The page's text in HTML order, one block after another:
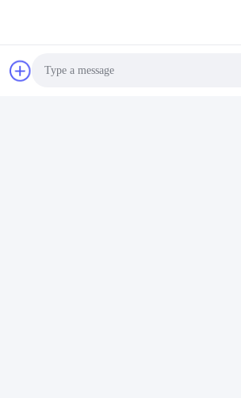
MCREAT (GUANGZHOU)
CO.,LTD